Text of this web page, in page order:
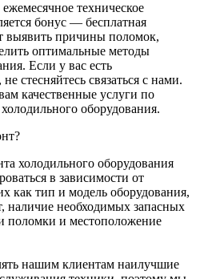
техническое
бонус — бесплатная
выявить причины поломок,
оптимальные методы
Если у вас есть
стесняйтесь связаться с нами.
качественные услуги по
оборудования.
холодильного оборудования
в зависимости от
как тип и модель оборудования,
наличие необходимых запасных
поломки и местоположение
нашим клиентам наилучшие